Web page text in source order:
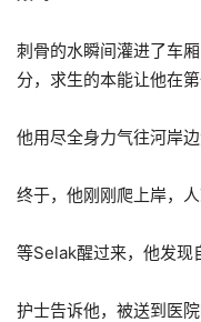
刺骨的水瞬间灌进了车
分，求生的本能让他在
他用尽全身力气往河岸边
终于，他刚刚爬上岸，
等Selak醒过来，他发现
护士告诉他，被送到医